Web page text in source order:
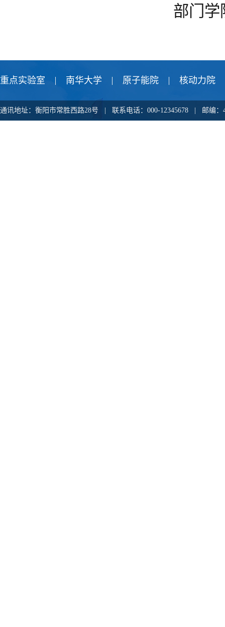
部门学
重点实验室 南华大学 原子能院 核动力院
通讯地址：衡阳市常胜西路28号 | 联系电话：000-12345678 | 邮